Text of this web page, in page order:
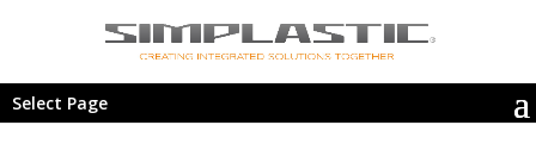
Select Page